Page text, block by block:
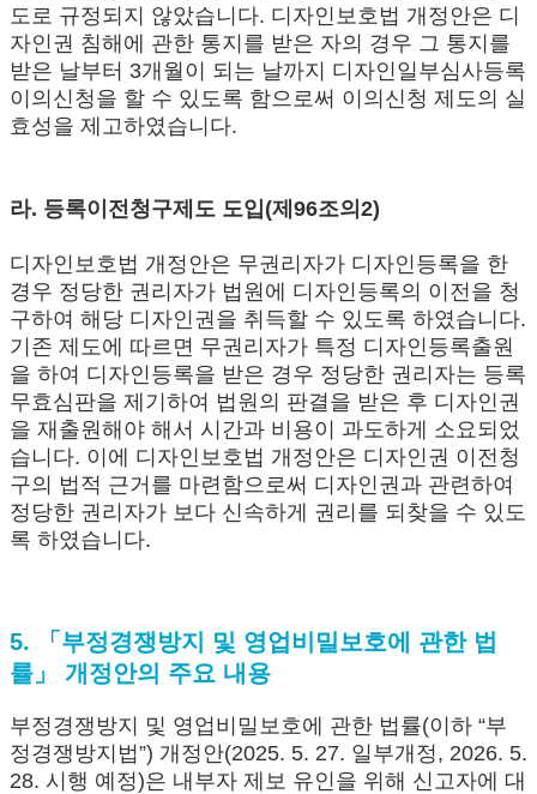
도로 규정되지 않았습니다. 디자인보호법 개정안은 디
자인권 침해에 관한 통지를 받은 자의 경우 그 통지를
받은 날부터 3개월이 되는 날까지 디자인일부심사등록
이의신청을 할 수 있도록 함으로써 이의신청 제도의 실
효성을 제고하였습니다.
라. 등록이전청구제도 도입(제96조의2)
디자인보호법 개정안은 무권리자가 디자인등록을 한
경우 정당한 권리자가 법원에 디자인등록의 이전을 청
구하여 해당 디자인권을 취득할 수 있도록 하였습니다.
기존 제도에 따르면 무권리자가 특정 디자인등록출원
을 하여 디자인등록을 받은 경우 정당한 권리자는 등록
무효심판을 제기하여 법원의 판결을 받은 후 디자인권
을 재출원해야 해서 시간과 비용이 과도하게 소요되었
습니다. 이에 디자인보호법 개정안은 디자인권 이전청
구의 법적 근거를 마련함으로써 디자인권과 관련하여
정당한 권리자가 보다 신속하게 권리를 되찾을 수 있도
록 하였습니다.
5. 「부정경쟁방지 및 영업비밀보호에 관한 법
률」 개정안의 주요 내용
부정경쟁방지 및 영업비밀보호에 관한 법률(이하 “부
정경쟁방지법”) 개정안(2025. 5. 27. 일부개정, 2026. 5.
28. 시행 예정)은 내부자 제보 유인을 위해 신고자에 대